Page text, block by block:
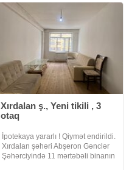
Xırdalan ş., Yeni tikili , 3
otaq
İpotekaya yararlı ! Qiymət endirildi.
Xırdalan şəhəri Abşeron Gənclər
Şəhərciyində 11 mərtəbəli binanın